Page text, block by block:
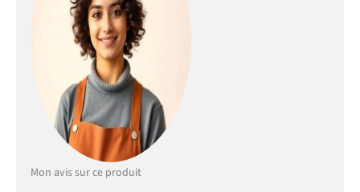
tous les intérieurs. Clayettes
un rangement esthétique et
optimisé. Silencieuse avec
seulement 37 dB, idéale
pour les espaces de vie.
Système anti-vibration
Mon avis sur ce produit